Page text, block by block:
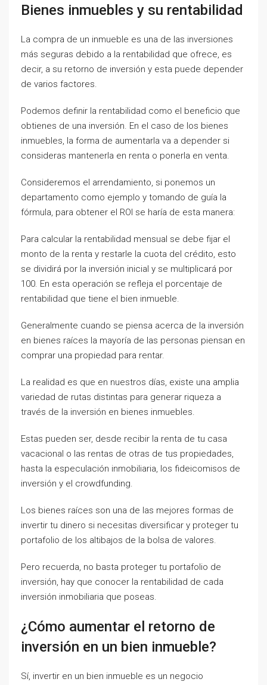
Bienes inmuebles y su rentabilidad
La compra de un inmueble es una de las inversiones
más seguras debido a la rentabilidad que ofrece, es
decir, a su retorno de inversión y esta puede depender
de varios factores.
Podemos definir la rentabilidad como el beneficio que
obtienes de una inversión. En el caso de los bienes
inmuebles, la forma de aumentarla va a depender si
consideras mantenerla en renta o ponerla en venta.
Consideremos el arrendamiento, si ponemos un
departamento como ejemplo y tomando de guía la
fórmula, para obtener el ROI se haría de esta manera:
Para calcular la rentabilidad mensual se debe fijar el
monto de la renta y restarle la cuota del crédito, esto
se dividirá por la inversión inicial y se multiplicará por
100. En esta operación se refleja el porcentaje de
rentabilidad que tiene el bien inmueble.
Generalmente cuando se piensa acerca de la inversión
en bienes raíces la mayoría de las personas piensan en
comprar una propiedad para rentar.
La realidad es que en nuestros días, existe una amplia
variedad de rutas distintas para generar riqueza a
través de la inversión en bienes inmuebles.
Estas pueden ser, desde recibir la renta de tu casa
vacacional o las rentas de otras de tus propiedades,
hasta la especulación inmobiliaria, los fideicomisos de
inversión y el crowdfunding.
Los bienes raíces son una de las mejores formas de
invertir tu dinero si necesitas diversificar y proteger tu
portafolio de los altibajos de la bolsa de valores.
Pero recuerda, no basta proteger tu portafolio de
inversión, hay que conocer la rentabilidad de cada
inversión inmobiliaria que poseas.
¿Cómo aumentar el retorno de
inversión en un bien inmueble?
Sí, invertir en un bien inmueble es un negocio